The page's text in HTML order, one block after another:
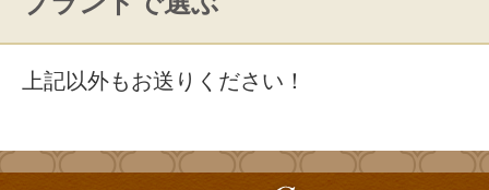
上記以外もお送りください！